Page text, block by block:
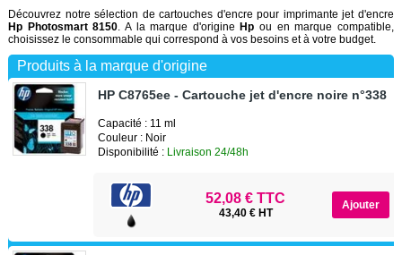
Découvrez notre sélection de cartouches d'encre pour imprimante jet d'encre
Hp Photosmart 8150 . A la marque d'origineHp ou en marque compatible,
choisissez le consommable qui correspond à vos besoins et à votre budget.
Produits à la marque d'origine
HP C8765ee - Cartouche jet d'encre noire n°338
Capacité : 11 ml
Couleur : Noir
Disponibilité : Livraison 24/48h
52,08 € TTC
43,40 € HT